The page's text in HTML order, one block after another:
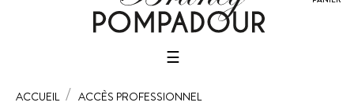
Basculer
navigation
☰
ACCUEIL ACCÈS PROFESSIONNEL